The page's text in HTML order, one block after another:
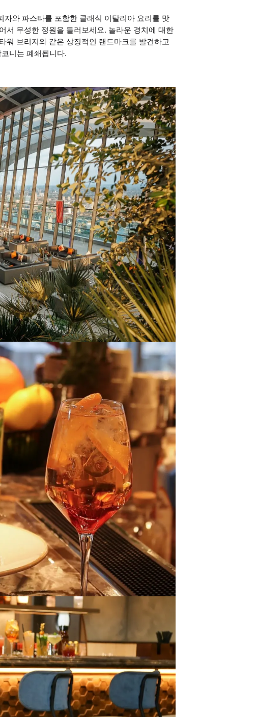
와 파스타를 포함한 클래식 이탈리아 요리를 맛
서 무성한 정원을 둘러보세요. 놀라운 경치에 대한
워 브리지와 같은 상징적인 랜드마크를 발견하고
니는 폐쇄됩니다.